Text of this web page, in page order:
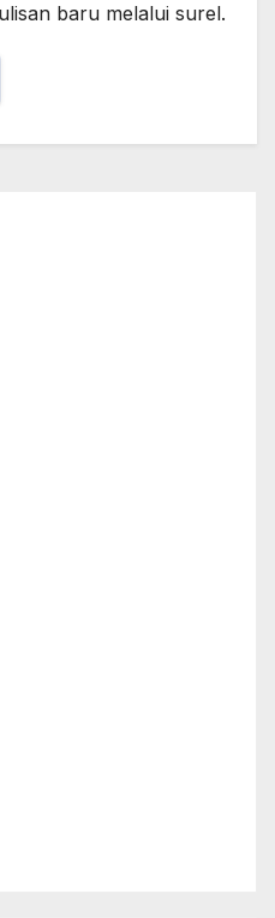
baru melalui surel.